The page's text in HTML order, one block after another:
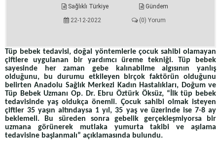
Sağlıklı Türkiye
Gündem
22-12-2022
(0) Yorum
Tüp bebek tedavisi, doğal yöntemlerle çocuk sahibi olamayan
çiftlere uygulanan bir yardımcı üreme tekniği. Tüp bebek
sayesinde her zaman gebe kalınabilme algısının yanlış
olduğunu, bu durumu etkileyen birçok faktörün olduğunu
belirten Anadolu Sağlık Merkezi Kadın Hastalıkları, Doğum ve
Tüp Bebek Uzmanı Op. Dr. Ebru Öztürk Öksüz, “İlk tüp bebek
tedavisinde yaş oldukça önemli. Çocuk sahibi olmak isteyen
çiftler 35 yaşın altındaysa 1 yıl, 35 yaş ve üzerinde ise 7-8 ay
beklemeli. Bu süreden sonra gebelik gerçekleşmiyorsa bir
uzmana görünerek mutlaka yumurta takibi ve aşılama
tedavisine başlanmalı” açıklamasında bulundu.